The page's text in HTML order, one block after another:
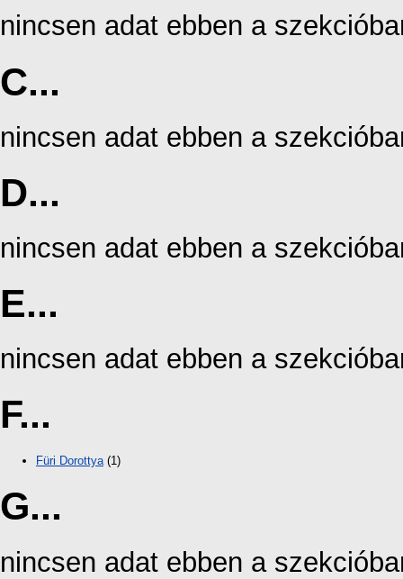
nincsen adat ebben a
C...
nincsen adat ebben a
D...
nincsen adat ebben a
E...
nincsen adat ebben a
F...
Füri Dorottya(1)
G...
nincsen adat ebben a